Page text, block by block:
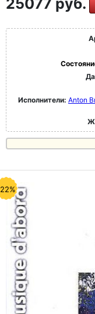
25077 руб.
Исполнители: Anton